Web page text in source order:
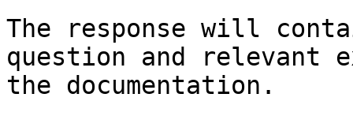
The response will
question and relevant
the documentation.